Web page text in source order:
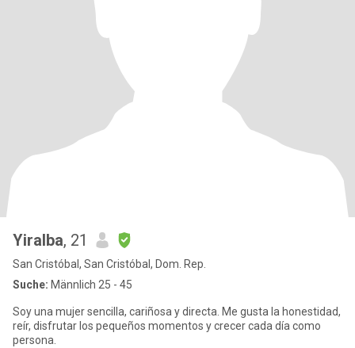
Yiralba, 21
San Cristóbal, San Cristóbal, Dom. Rep.
Suche: Männlich 25 - 45
Soy una mujer sencilla, cariñosa y directa. Me gusta la honestidad,
reír, disfrutar los pequeños momentos y crecer cada día como
persona.